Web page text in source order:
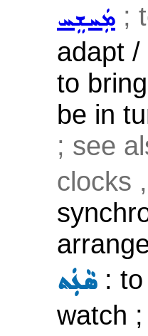
ܡܲܚܫܸܚ ;
adapt
to
be in
; see
clocks
ܣܵܥܲܬ: to
watch ;